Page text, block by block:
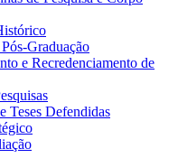
Graduação
e Recredenciamento de
Teses Defendidas